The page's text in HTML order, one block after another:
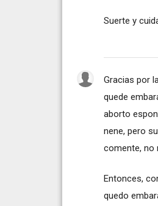
Suerte y
Gracias por
quede
aborto
nene, pero
comente, no
Entonces,
quedo